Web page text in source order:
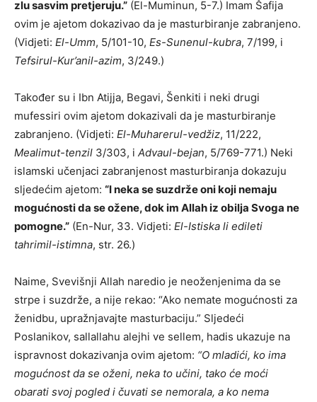
zlu sasvim pretjeruju.” (El-Muminun, 5-7.) Imam Šafija
ovim je ajetom dokazivao da je masturbiranje zabranjeno.
(Vidjeti: El-Umm, 5/101-10, Es-Sunenul-kubra, 7/199, i
Tefsirul-Kur’anil-azim, 3/249.)
Također su i Ibn Atijja, Begavi, Šenkiti i neki drugi
mufessiri ovim ajetom dokazivali da je masturbiranje
zabranjeno. (Vidjeti: El-Muharerul-vedžiz, 11/222,
Mealimut-tenzil 3/303, i Advaul-bejan, 5/769-771.) Neki
islamski učenjaci zabranjenost masturbiranja dokazuju
sljedećim ajetom: “I neka se suzdrže oni koji nemaju
mogućnosti da se ožene, dok im Allah iz obilja Svoga ne
pomogne.” (En-Nur, 33. Vidjeti: El-Istiska li edileti
tahrimil-istimna, str. 26.)
Naime, Svevišnji Allah naredio je neoženjenima da se
strpe i suzdrže, a nije rekao: “Ako nemate mogućnosti za
ženidbu, upražnjavajte masturbaciju.” Sljedeći
Poslanikov, sallallahu alejhi ve sellem, hadis ukazuje na
ispravnost dokazivanja ovim ajetom: “O mladići, ko ima
mogućnost da se oženi, neka to učini, tako će moći
obarati svoj pogled i čuvati se nemorala, a ko nema